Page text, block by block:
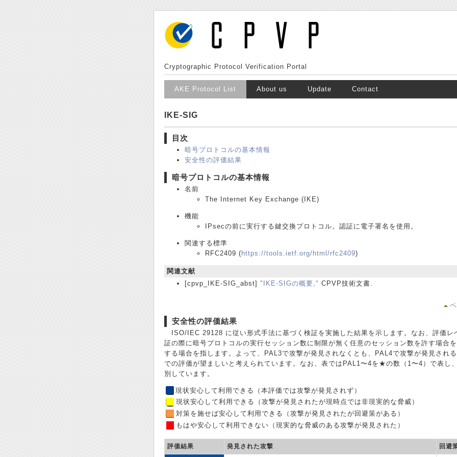
Cryptographic Protocol Verification Portal
AKE Protocol List About us Update Contact
IKE-SIG
目次
暗号プロトコルの基本情報
安全性の評価結果
暗号プロトコルの基本情報
名前
The Internet Key Exchange (IKE)
機能
IPsecの前に実行する鍵交換プロトコル。認証に電子署名を使用。
関連する標準
RFC2409 ( https://tools.ietf.org/html/rfc2409)
関連文献
[cpvp_IKE-SIG_abst] "IKE-SIGの概要," CPVP技術文書.
安全性の評価結果
ISO/IEC 29128 に従い形式手法に基づく検証を実施した結果を示します。なお、評価レ
証の際に暗号プロトコルの実行セッション数に制限が無く任意のセッション数を許す場合
する場合を指します。よって、PAL3で攻撃が発見されなくとも、PAL4で攻撃が発見され
での評価が望ましいと考えられています。なお、表ではPAL1〜4を★の数（1〜4）で表し
別しています。
現状安心して利用できる（本評価では攻撃が発見されず）
現状安心して利用できる（攻撃が発見されたが現時点では非現実的な脅威）
対策を施せば安心して利用できる（攻撃が発見されたが回避策がある）
もはや安心して利用できない（現実的な脅威のある攻撃が発見された）
評価結果 発見された攻撃 回避